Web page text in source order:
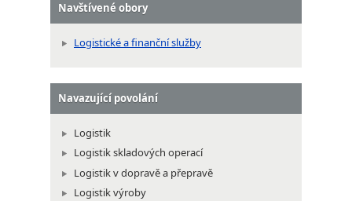
Navštívené obory
Logistické a finanční služby
Navazující povolání
Logistik
Logistik skladových operací
Logistik v dopravě a přepravě
Logistik výroby